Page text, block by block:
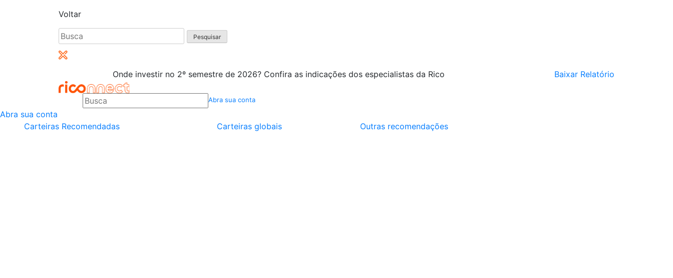
Voltar
Pesquisar
por:
Onde investir no 2º semestre de 2026? Confira as indicações dos especialistas da Rico Baixar Relatório
Abra sua conta
Abra sua conta
Carteiras Recomendadas
Carteiras globais Outras recomendações